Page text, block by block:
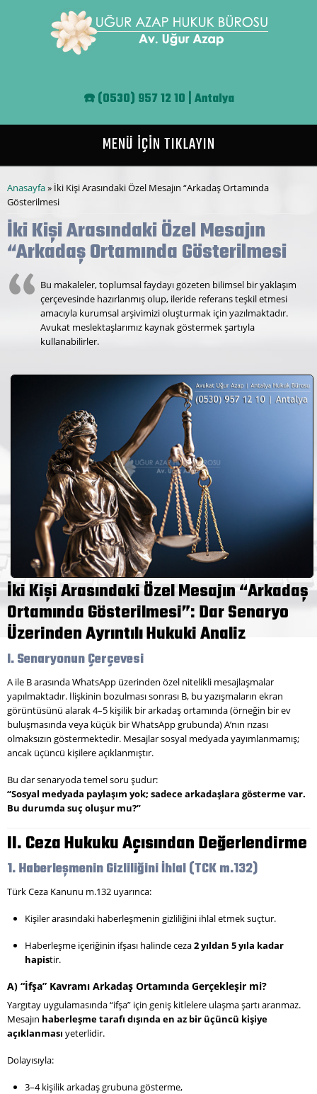
☎️(0530) 957 12 10 | Antalya
MENÜ İÇİN TIKLAYIN
Buradasınız
Anasayfa» İki Kişi Arasındaki Özel Mesajın “Arkadaş Ortamında
Gösterilmesi
İki Kişi Arasındaki Özel Mesajın
“Arkadaş Ortamında Gösterilmesi
Bu makaleler, toplumsal faydayı gözeten bilimsel bir yaklaşım
çerçevesinde hazırlanmış olup, ileride referans teşkil etmesi
amacıyla kurumsal arşivimizi oluşturmak için yazılmaktadır.
Avukat meslektaşlarımız kaynak göstermek şartıyla
kullanabilirler.
İki Kişi Arasındaki Özel Mesajın “Arkadaş
Ortamında Gösterilmesi”: Dar Senaryo
Üzerinden Ayrıntılı Hukuki Analiz
I. Senaryonun Çerçevesi
A ile B arasında WhatsApp üzerinden özel nitelikli mesajlaşmalar
yapılmaktadır. İlişkinin bozulması sonrası B, bu yazışmaların ekran
görüntüsünü alarak 4–5 kişilik bir arkadaş ortamında (örneğin bir ev
buluşmasında veya küçük bir WhatsApp grubunda) A’nın rızası
olmaksızın göstermektedir. Mesajlar sosyal medyada yayımlanmamış;
ancak üçüncü kişilere açıklanmıştır.
Bu dar senaryoda temel soru şudur:
“Sosyal medyada paylaşım yok; sadece arkadaşlara gösterme var.
Bu durumda suç oluşur mu?”
II. Ceza Hukuku Açısından Değerlendirme
1. Haberleşmenin Gizliliğini İhlal (TCK m.132)
Türk Ceza Kanunu m.132 uyarınca:
Kişiler arasındaki haberleşmenin gizliliğini ihlal etmek suçtur.
Haberleşme içeriğinin ifşası halinde ceza2 yıldan 5 yıla kadar
hapistir.
A) “İfşa” Kavramı Arkadaş Ortamında Gerçekleşir mi?
Yargıtay uygulamasında “ifşa” için geniş kitlelere ulaşma şartı aranmaz.
Mesajın haberleşme tarafı dışında en az bir üçüncü kişiye
açıklanması yeterlidir.
Dolayısıyla:
3–4 kişilik arkadaş grubuna gösterme,